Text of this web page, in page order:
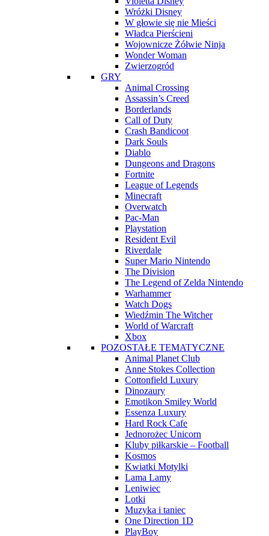
Wróżki Disney
W głowie się nie Mieści
Władca Pierścieni
Wojownicze Żółwie Ninja
Wonder Woman
Zwierzogród
GRY
Animal Crossing
Assassin’s Creed
Borderlands
Call of Duty
Crash Bandicoot
Dark Souls
Diablo
Dungeons and Dragons
Fortnite
League of Legends
Minecraft
Overwatch
Pac-Man
Playstation
Resident Evil
Riverdale
Super Mario Nintendo
The Division
The Legend of Zelda Nintendo
Warhammer
Watch Dogs
Wiedźmin The Witcher
World of Warcraft
Xbox
POZOSTAŁE TEMATYCZNE
Animal Planet Club
Anne Stokes Collection
Cottonfield Luxury
Dinozaury
Emotikon Smiley World
Essenza Luxury
Hard Rock Cafe
Jednorożec Unicorn
Kluby piłkarskie – Football
Kosmos
Kwiatki Motylki
Lama Lamy
Leniwiec
Lotki
Muzyka i taniec
One Direction 1D
PlayBoy